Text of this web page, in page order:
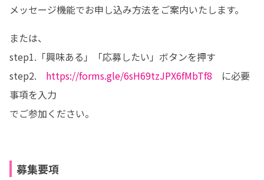
メッセージ機能でお申し込み方法をご案内いたします。
または、
step1.「興味ある」「応募したい」ボタンを押す
step2. https://forms.gle/6sH69tzJPX6fMbTf8 に必要
事項を入力
でご参加ください。
募集要項